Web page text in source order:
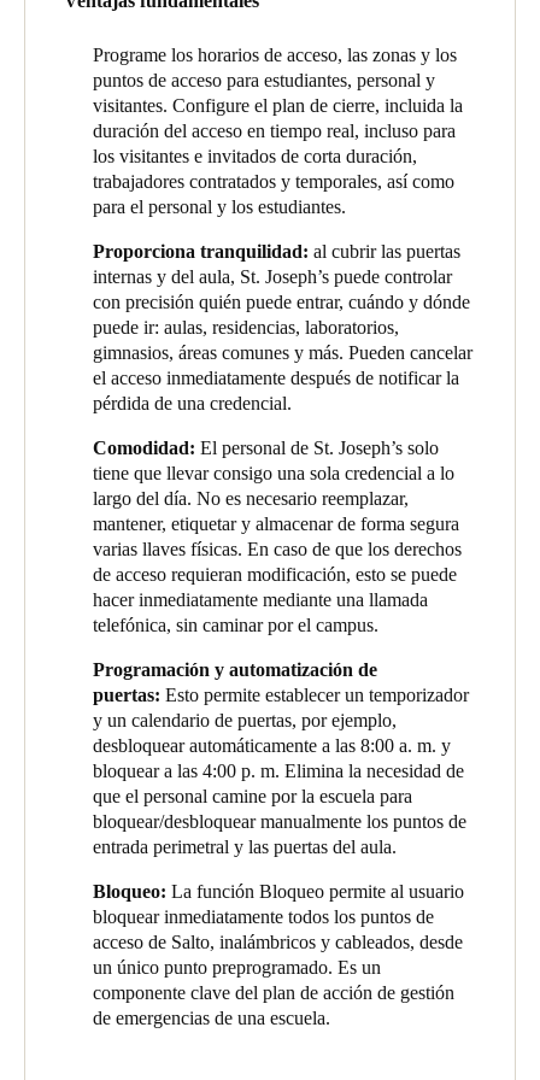
posteriormente, implementaron Salto Space.
principal, con productos que incluyen cerraduras XS4 One, los
Después de un incidente de seguridad, la escuela busca ampliar
y mejorar su instalación.
El confinamiento mantiene seguro al personal
que el sistema Salto protegió eficazmente al personal de unos
intrusos violentos.
En julio de 2024, a las 16:01, se identificaron dos intrusos
violentos en el campus. Gracias a la programación automática de
puertas que ya había bloqueado los puntos de entrada, los
intrusos no pudieron acceder a las oficinas. Sin embargo, para
inició la función de Confinamiento de Salto desde el botón
central Coacción de la escuela.
Esta acción bloqueó inmediatamente todos los puntos de acceso
en el campus, tanto interna como externamente. Ningún personal
podía salir a una zona peligrosa, tanto como los intrusos no
podían entrar en un edificio, por lo que no había ningún lugar al
que acudir, sino que debían regresar de la escuela. Mientras
enfrentarse a los intrusos.
Sobre el incidente, Rickard explica: “Salto es increíblemente
eficaz. No dependíamos de que ningún miembro del personal o
profesor tuviera que hacer nada. Entre el horario de las puertas
y el cierre, todo se gestionaba automáticamente.”
El incidente ha cambiado la forma en que St Joseph's concibe la
nuestra forma de pensar sobre el sistema de acceso electrónico
Salto en St Joseph's. Hemos visto cómo puede desempeñar un
papel activo, y no solo automatizado, en la seguridad de todos.
Estamos estudiando formas de ampliar y adaptar el sistema Salto
para satisfacer aún más las necesidades de nuestra escuela”.
Programe los horarios de acceso, las zonas y los
puntos de acceso para estudiantes, personal y
visitantes. Configure el plan de cierre, incluida la
duración del acceso en tiempo real, incluso para
los visitantes e invitados de corta duración,
trabajadores contratados y temporales, así como
para el personal y los estudiantes.
Proporciona tranquilidad: al cubrir las puertas
internas y del aula, St. Joseph’s puede controlar
con precisión quién puede entrar, cuándo y dónde
puede ir: aulas, residencias, laboratorios,
gimnasios, áreas comunes y más. Pueden cancelar
el acceso inmediatamente después de notificar la
pérdida de una credencial.
Comodidad: El personal de St. Joseph’s solo
tiene que llevar consigo una sola credencial a lo
largo del día. No es necesario reemplazar,
mantener, etiquetar y almacenar de forma segura
varias llaves físicas. En caso de que los derechos
de acceso requieran modificación, esto se puede
hacer inmediatamente mediante una llamada
telefónica, sin caminar por el campus.
Programación y automatización de
puertas: Esto permite establecer un temporizador
y un calendario de puertas, por ejemplo,
desbloquear automáticamente a las 8:00 a. m. y
bloquear a las 4:00 p. m. Elimina la necesidad de
que el personal camine por la escuela para
bloquear/desbloquear manualmente los puntos de
entrada perimetral y las puertas del aula.
Bloqueo: La función Bloqueo permite al usuario
bloquear inmediatamente todos los puntos de
acceso de Salto, inalámbricos y cableados, desde
un único punto preprogramado. Es un
componente clave del plan de acción de gestión
de emergencias de una escuela.